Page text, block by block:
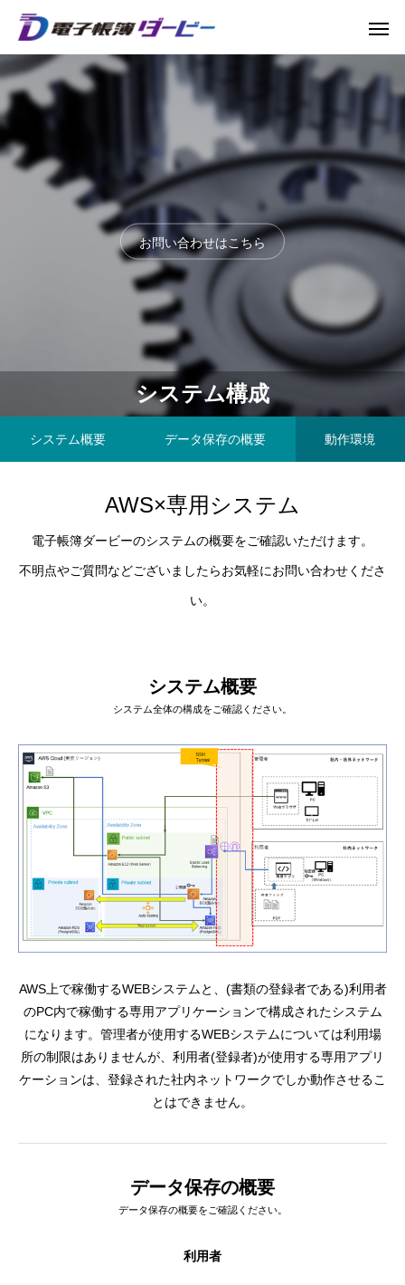
【2024年1月最新】改正電帳法の総まとめ
法対応が遅れた場合の対応策も解説！
2024.01.10
【ついに判明！？
置』”相当の理由”
解説！
2023.08.04
お問い合わせはこちら
システム構成
システム概要 データ保存の概要 動作環境
AWS×専用システム
電子帳簿ダービーのシステムの概要をご確認いただけます。
不明点やご質問などございましたらお気軽にお問い合わせくださ
い。
システム概要
システム全体の構成をご確認ください。
AWS上で稼働するWEBシステムと、(書類の登録者である)利用者
のPC内で稼働する専用アプリケーションで構成されたシステム
になります。管理者が使用するWEBシステムについては利用場
所の制限はありませんが、利用者(登録者)が使用する専用アプリ
ケーションは、登録された社内ネットワークでしか動作させるこ
とはできません。
データ保存の概要
データ保存の概要をご確認ください。
利用者